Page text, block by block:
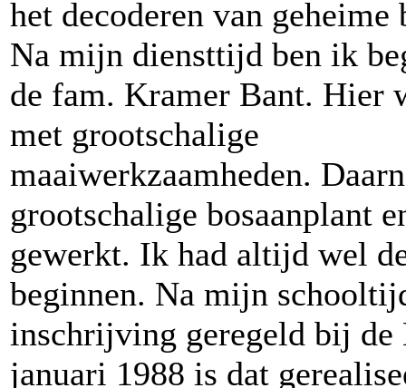
het decoderen van geheime
Na mijn diensttijd ben ik
de fam. Kramer Bant. Hier
met grootschalige
maaiwerkzaamheden.
grootschalige bosaanplant
gewerkt. Ik had altijd wel
beginnen. Na mijn
inschrijving geregeld bij
januari 1988 is dat